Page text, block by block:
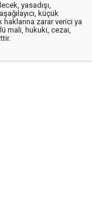
yasadışı,
küçük
zarar verici ya
mali, hukuki, cezai,